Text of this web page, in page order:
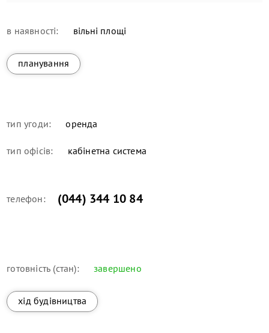
в наявності: вільні площі
планування
тип угоди: оренда
тип офісів: кабінетна система
телефон: (044) 344 10 84
готовність (стан): завершено
хід будівництва